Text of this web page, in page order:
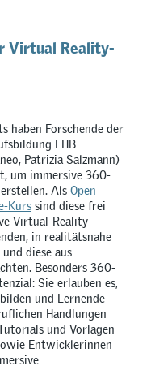
Virtual Reality-
haben Forschende der
EHB
Patrizia Salzmann)
um immersive 360-
Als Open
Kurs sind diese frei
Virtual-Reality-
in realitätsnahe
diese aus
Besonders 360-
Sie erlauben es,
und Lernende
Handlungen
und Vorlagen
Entwicklerinnen